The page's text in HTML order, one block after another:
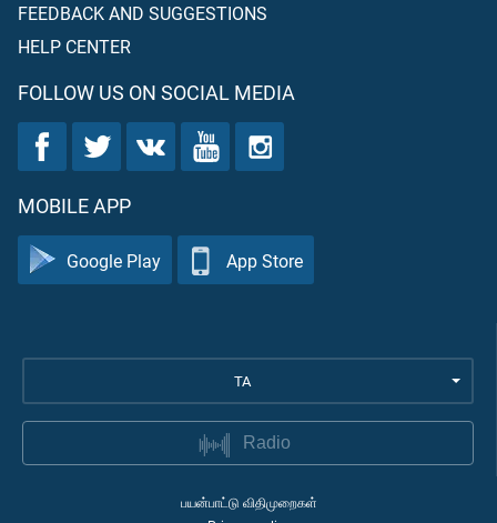
FEEDBACK AND SUGGESTIONS
HELP CENTER
FOLLOW US ON SOCIAL MEDIA
MOBILE APP
Google Play App Store
TA
Radio
பயன்பாட்டு விதிமுறைகள்